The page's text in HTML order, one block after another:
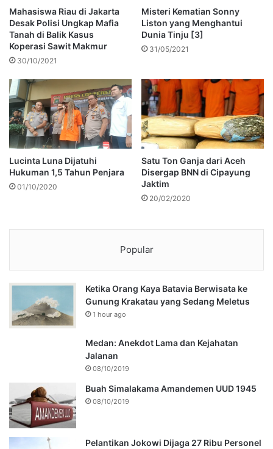
Mahasiswa Riau di Jakarta
Desak Polisi Ungkap Mafia
Tanah di Balik Kasus
Koperasi Sawit Makmur
30/10/2021
Misteri Kematian Sonny
Liston yang Menghantui
Dunia Tinju [3]
31/05/2021
Lucinta Luna Dijatuhi
Hukuman 1,5 Tahun Penjara
01/10/2020
Satu Ton Ganja dari Aceh
Disergap BNN di Cipayung
Jaktim
20/02/2020
Popular
Ketika Orang Kaya Batavia Berwisata ke
Gunung Krakatau yang Sedang Meletus
1 hour ago
Medan: Anekdot Lama dan Kejahatan
Jalanan
08/10/2019
Buah Simalakama Amandemen UUD 1945
08/10/2019
Pelantikan Jokowi Dijaga 27 Ribu Personel